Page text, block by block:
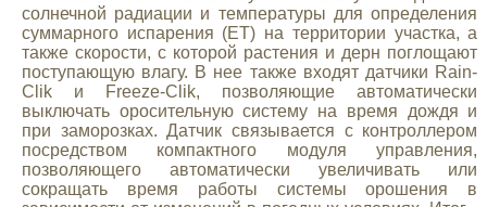
солнечной радиации и температуры для определения
суммарного испарения (ET) на территории участка, а
также скорости, с которой растения и дерн поглощают
поступающую влагу. В нее также входят датчики Rain-
Clik и Freeze-Clik, позволяющие автоматически
выключать оросительную систему на время дождя и
при заморозках. Датчик связывается с контроллером
посредством компактного модуля управления,
позволяющего автоматически увеличивать или
сокращать время работы системы орошения в